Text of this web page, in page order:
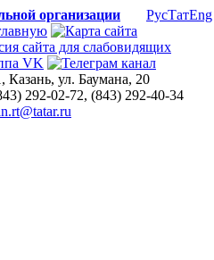
организации РусТатEng
Казань, ул. Баумана, 20
292-02-72, (843) 292-40-34